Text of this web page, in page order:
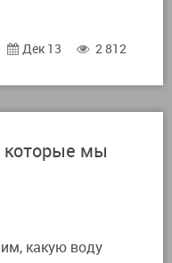
Дек 13 2 812
которые мы
какую воду